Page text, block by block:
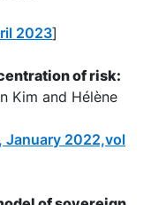
2023]
of risk:
Kim and Hélène
January 2022,vol